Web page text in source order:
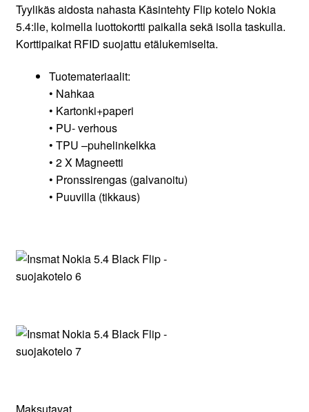
Tyylikäs aidosta nahasta Käsintehty Flip kotelo Nokia
5.4:lle, kolmella luottokortti paikalla sekä isolla taskulla.
Korttipaikat RFID suojattu etälukemiselta.
Tuotemateriaalit:
• Nahkaa
• Kartonki+paperi
• PU- verhous
• TPU –puhelinkelkka
• 2 X Magneetti
• Pronssirengas (galvanoitu)
• Puuvilla (tikkaus)